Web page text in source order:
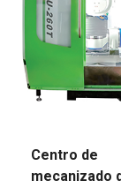
Centro de
mecanizado